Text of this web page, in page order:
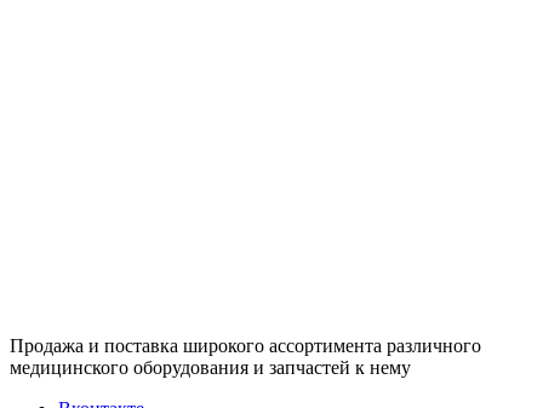
Продажа и поставка широкого ассортимента различного
медицинского оборудования и запчастей к нему